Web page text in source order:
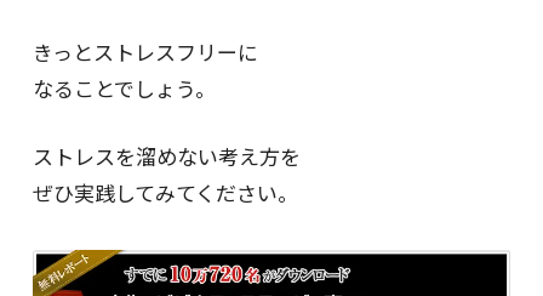
きっとストレスフリーに
なることでしょう。
ストレスを溜めない考え方を
ぜひ実践してみてください。